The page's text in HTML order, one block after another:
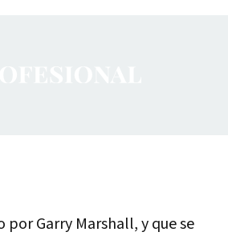
por Garry Marshall, y que se